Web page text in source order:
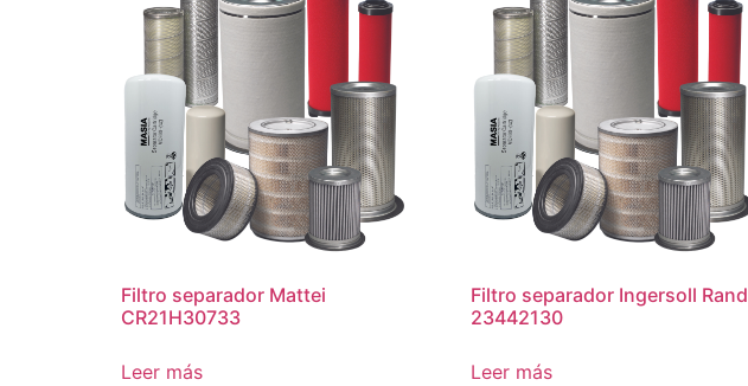
Filtro separador Mattei
CR21H30733
Leer más
Filtro separador Ingersoll Rand
23442130
Leer más